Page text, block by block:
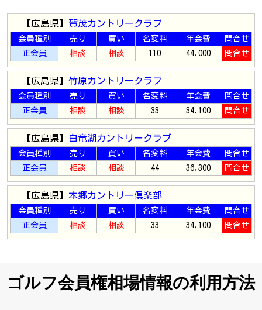
【広島県】 賀茂カントリークラブ
会員種別 売り 買い 名変料 年会費
問合せ
正会員
相談 相談 110 44,000 問合せ
【広島県】 竹原カントリークラブ
会員種別 売り 買い 名変料 年会費
問合せ
正会員
相談 相談 33 34,100 問合せ
【広島県】 白竜湖カントリークラブ
会員種別 売り 買い 名変料 年会費
問合せ
正会員
相談 相談 44 36,300 問合せ
【広島県】 本郷カントリー倶楽部
会員種別 売り 買い 名変料 年会費
問合せ
正会員
相談 相談 33 34,100 問合せ
ゴルフ会員権相場情報の利用方法